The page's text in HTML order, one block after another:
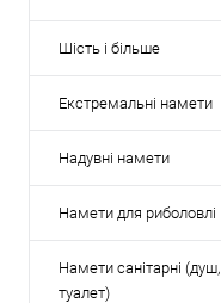
Шість і більше
Екстремальні намети
Надувні намети
Намети для риболовлі
Намети санітарні (душ,
туалет)